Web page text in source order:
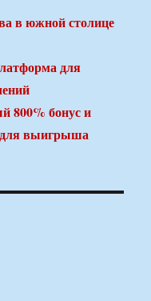
в южной столице
для
800% бонус и
для выигрыша